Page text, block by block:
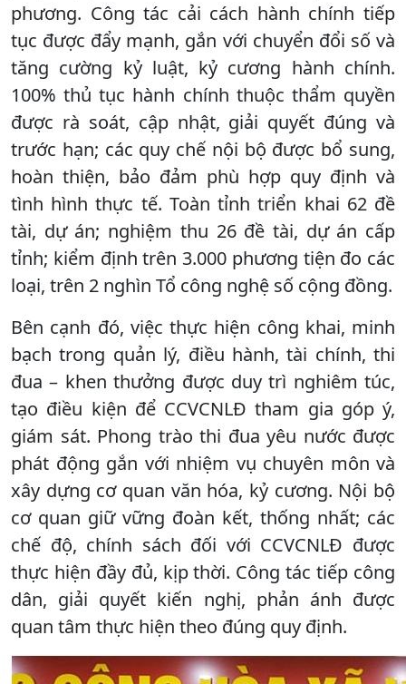
phương. Công tác cải cách hành chính tiếp
tục được đẩy mạnh, gắn với chuyển đổi số và
tăng cường kỷ luật, kỷ cương hành chính.
100% thủ tục hành chính thuộc thẩm quyền
được rà soát, cập nhật, giải quyết đúng và
trước hạn; các quy chế nội bộ được bổ sung,
hoàn thiện, bảo đảm phù hợp quy định và
tình hình thực tế. Toàn tỉnh triển khai 62 đề
tài, dự án; nghiệm thu 26 đề tài, dự án cấp
tỉnh; kiểm định trên 3.000 phương tiện đo các
loại, trên 2 nghìn Tổ công nghệ số cộng đồng.
Bên cạnh đó, việc thực hiện công khai, minh
bạch trong quản lý, điều hành, tài chính, thi
đua – khen thưởng được duy trì nghiêm túc,
tạo điều kiện để CCVCNLĐ tham gia góp ý,
giám sát. Phong trào thi đua yêu nước được
phát động gắn với nhiệm vụ chuyên môn và
xây dựng cơ quan văn hóa, kỷ cương. Nội bộ
cơ quan giữ vững đoàn kết, thống nhất; các
chế độ, chính sách đối với CCVCNLĐ được
thực hiện đầy đủ, kịp thời. Công tác tiếp công
dân, giải quyết kiến nghị, phản ánh được
quan tâm thực hiện theo đúng quy định.